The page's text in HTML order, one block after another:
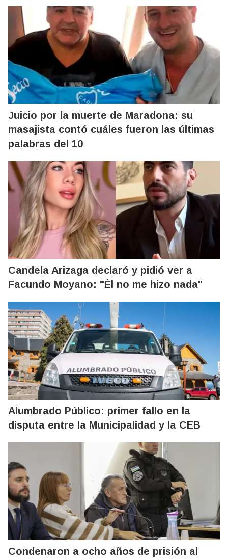
Juicio por la muerte de Maradona: su
masajista contó cuáles fueron las últimas
palabras del 10
Candela Arizaga declaró y pidió ver a
Facundo Moyano: "Él no me hizo nada"
Alumbrado Público: primer fallo en la
disputa entre la Municipalidad y la CEB
Condenaron a ocho años de prisión al